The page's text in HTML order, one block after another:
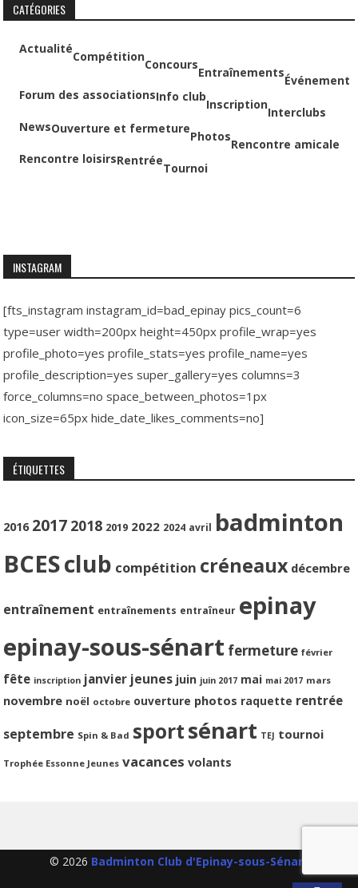
CATÉGORIES
Actualité
Compétition
Concours
Entraînements
Événement
Forum des associationsInfo club
Inscription
Interclubs
NewsOuverture et fermeture
Photos
Rencontre amicale
Rencontre loisirsRentrée
Tournoi
INSTAGRAM
[fts_instagram instagram_id=bad_epinay pics_count=6
type=user width=200px height=450px profile_wrap=yes
profile_photo=yes profile_stats=yes profile_name=yes
profile_description=yes super_gallery=yes columns=3
force_columns=no space_between_photos=1px
icon_size=65px hide_date_likes_comments=no]
ÉTIQUETTES
2016 2017 2018 2019 2022 2024 avril badminton
BCESclub compétition créneaux décembre
entraînement entraînements entraîneur epinay
epinay-sous-sénart fermeture février
fête inscription janvier jeunes juin juin 2017 mai mai 2017 mars
novembre noël octobre ouverture photos raquette rentrée
septembre Spin & Bad sportsénart TEJ tournoi
Trophée Essonne Jeunes vacances volants
© 2026 Badminton Club d'Epinay-sous-Sénart